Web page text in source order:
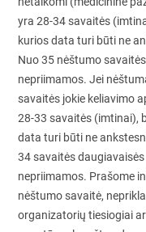
yra 28-34 savaitės
kurios data turi būti ne
Nuo 35 nėštumo
nepriimamos. Jei
savaitės jokie keliavimo
28-33 savaitės (imtinai),
data turi būti ne
34 savaitės
nepriimamos. Prašome
nėštumo savaitė,
organizatorių tiesiogiai